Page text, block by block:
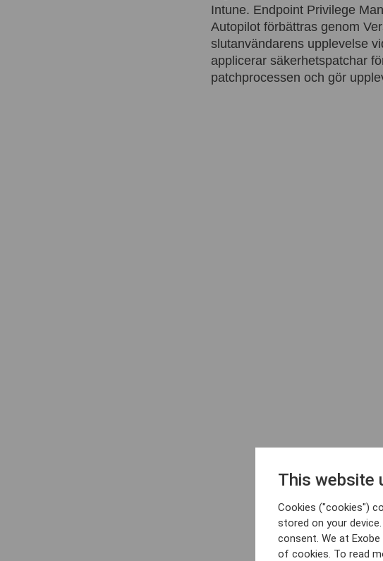
Intune. Endpoint Privilege
Autopilot förbättras genom
slutanvändarens upplevelse
applicerar säkerhetspatchar
patchprocessen och gör
This website
Cookies ("cookies")
stored on your
consent. We at
of cookies. To read